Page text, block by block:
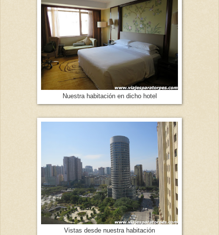
Nuestra habitación en dicho hotel
Vistas desde nuestra habitación